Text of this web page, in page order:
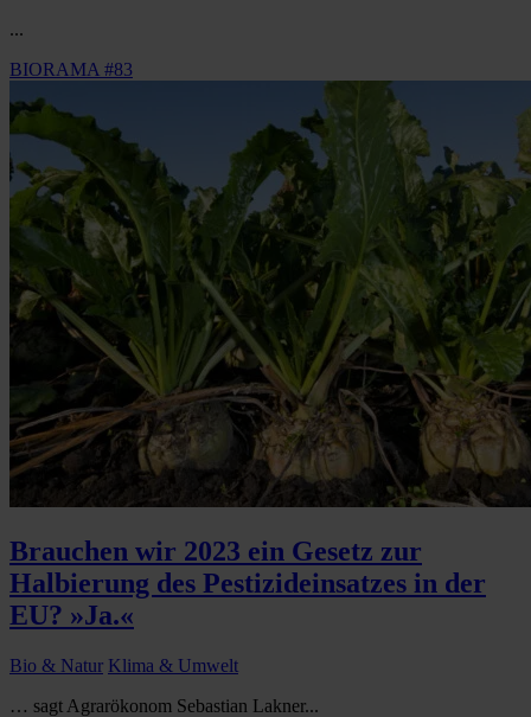
...
BIORAMA #83
Brauchen wir 2023 ein Gesetz zur
Halbierung des Pestizideinsatzes in der
EU? »Ja.«
Bio & Natur Klima & Umwelt
… sagt Agrarökonom Sebastian Lakner...